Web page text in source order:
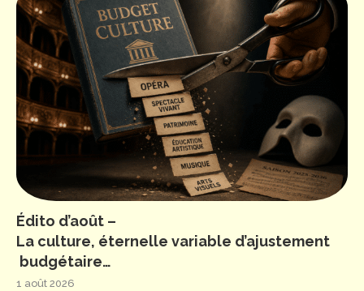
Édito d’août –
La culture, éternelle variable d’ajustement
budgétaire…
1 août 2026